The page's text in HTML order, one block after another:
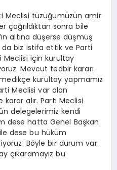
Meclisi tüzüğümüzün amir
çağrıldıktan sonra bile
altına düşerse düşmüş
da biz istifa ettik ve Parti
Meclisi için kurultay
Mevcut tedbir kararı
kurultay yapmamız
Meclisi var olan
karar alır. Parti Meclisi
delegelerimiz kendi
dese hatta Genel Başkan
dese bu hüküm
Böyle bir durum var.
çıkaramayız bu